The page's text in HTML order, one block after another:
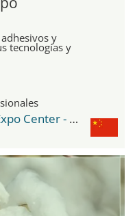
y
tecnologías y
Shanghai New International Expo Center - SNIEC